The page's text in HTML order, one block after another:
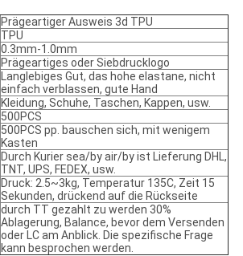
Prägeartiger Ausweis 3d TPU
TPU
0.3mm-1.0mm
Prägeartiges oder Siebdrucklogo
Langlebiges Gut, das hohe elastane, nicht
einfach verblassen, gute Hand
Kleidung, Schuhe, Taschen, Kappen, usw.
500PCS
500PCS pp. bauschen sich, mit wenigem
Kasten
Durch Kurier sea/by air/by ist Lieferung DHL,
TNT, UPS, FEDEX, usw.
Druck: 2.5~3kg, Temperatur 135C, Zeit 15
Sekunden, drückend auf die Rückseite
durch TT gezahlt zu werden 30%
Ablagerung, Balance, bevor dem Versenden
oder LC am Anblick. Die spezifische Frage
kann besprochen werden.